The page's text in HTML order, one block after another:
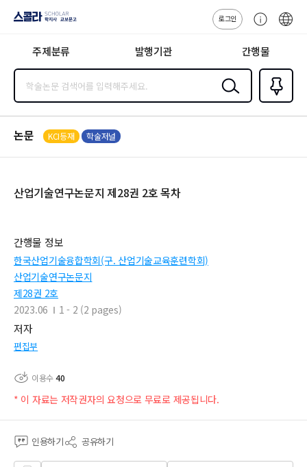
지사·교보문고
로그인
센
주제분류 발행기관 간행물
검색
즐겨찾
기0
논문 KCI등재 학술저널
산업기술연구논문지 제28권 2호 목차
간행물 정보
한국산업기술융합학회(구. 산업기술교육훈련학회)
산업기술연구논문지
제28권 2호
2023.06
1 - 2 (2 pages)
저자
편집부
이용수40
* 이 자료는 저작권자의 요청으로 무료로 제공됩니다.
인용하기 공유하기